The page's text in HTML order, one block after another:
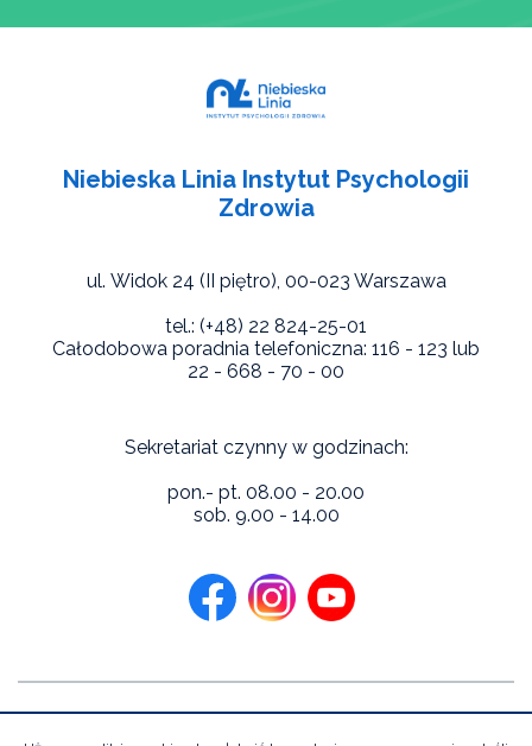
Niebieska Linia Instytut Psychologii
Zdrowia
ul. Widok 24 (II piętro), 00-023 Warszawa
tel.: (+48) 22 824-25-01
Całodobowa poradnia telefoniczna: 116 - 123 lub
22 - 668 - 70 - 00
Sekretariat czynny w godzinach:
pon.- pt. 08.00 - 20.00
sob. 9.00 - 14.00